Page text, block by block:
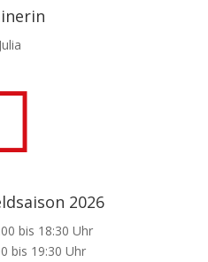
Julia
2026
bis 18:30 Uhr
bis 19:30 Uhr